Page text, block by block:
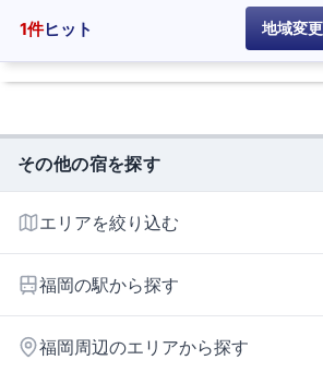
1件ヒット 地域変更
その他の宿を探す
エリアを絞り込む
福岡の駅から探す
越中中川
福岡周辺のエリアから探す